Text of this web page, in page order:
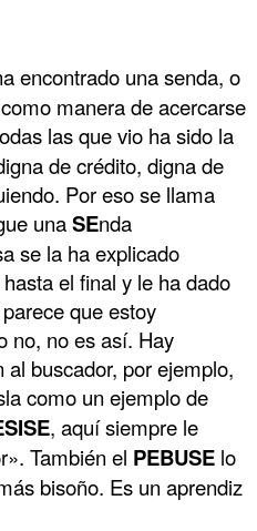
encontrado una senda, o
manera de acercarse
las que vio ha sido la
de crédito, digna de
Por eso se llama
unaSEnda
se la ha explicado
el final y le ha dado
que estoy
no, no es así. Hay
buscador, por ejemplo,
como un ejemplo de
, aquí siempre le
También el PEBUSE lo
bisoño. Es un aprendiz